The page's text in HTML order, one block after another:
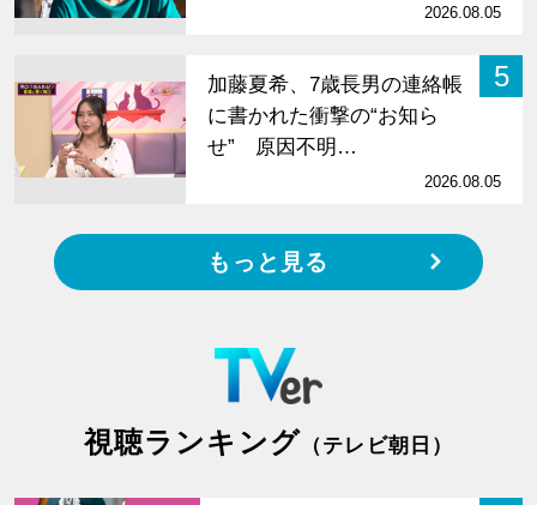
2026.08.05
5
加藤夏希、7歳長男の連絡帳
に書かれた衝撃の“お知ら
せ” 原因不明…
2026.08.05
もっと見る
視聴ランキング （テレビ朝日）